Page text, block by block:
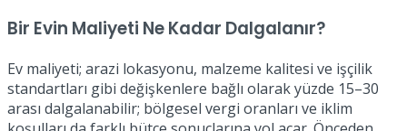
Bir Evin Maliyeti Ne Kadar Dalgalanır?
Ev maliyeti; arazi lokasyonu, malzeme kalitesi ve işçilik
standartları gibi değişkenlere bağlı olarak yüzde 15–30
arası dalgalanabilir; bölgesel vergi oranları ve iklim